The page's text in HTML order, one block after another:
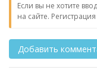
Если вы не хотите
на сайте.